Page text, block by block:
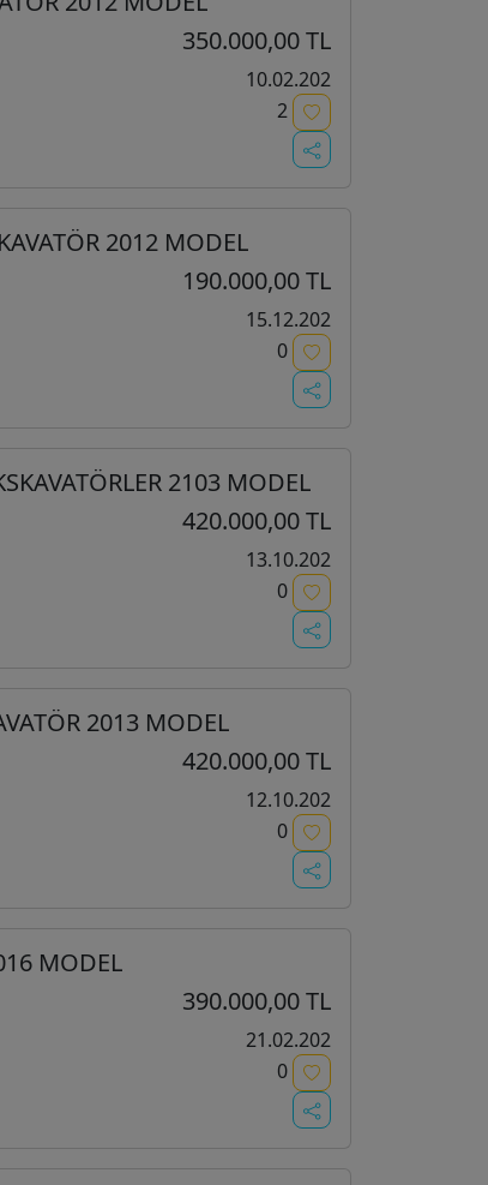
350.000,00 TL
10.02.202
2
2012 MODEL
190.000,00 TL
15.12.202
0
2103 MODEL
420.000,00 TL
13.10.202
0
2013 MODEL
420.000,00 TL
12.10.202
0
MODEL
390.000,00 TL
21.02.202
0